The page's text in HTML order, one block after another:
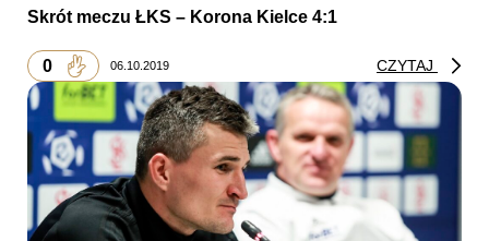
Skrót meczu ŁKS – Korona Kielce 4:1
0 06.10.2019 CZYTAJ